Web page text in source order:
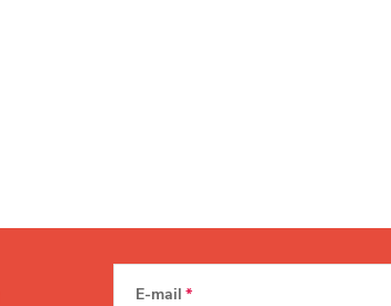
E-mail